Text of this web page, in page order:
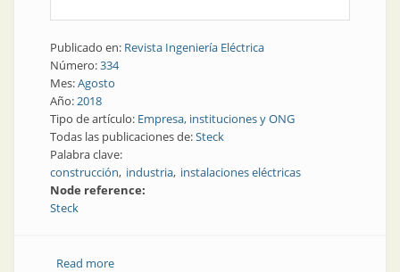
Publicado en: Revista Ingeniería Eléctrica
Número:334
Mes:Agosto
Año:2018
Tipo de artículo: Empresa, instituciones y ONG
Todas las publicaciones de:Steck
Palabra clave:
construcción industria instalaciones eléctricas
Node reference:
Steck
Read moreabout Instalaciones eléctricas | Steck: liderazgo